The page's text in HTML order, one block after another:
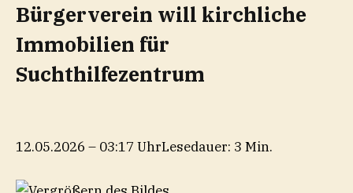
Bürgerverein will kirchliche
Immobilien für
Suchthilfezentrum
12.05.2026 – 03:17 UhrLesedauer: 3 Min.